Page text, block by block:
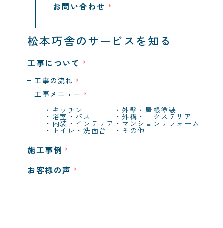
お問い合わせ
松本巧舎のサービスを知る
工事について
工事の流れ
工事メニュー
キッチン
外壁・屋根塗装
浴室・バス 外構・エクステリア
内装・インテリア マンションリフォーム
トイレ・洗面台 その他
施工事例
お客様の声